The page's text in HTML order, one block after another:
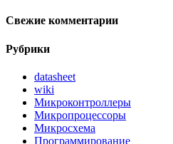
Свежие комментарии
Рубрики
datasheet
wiki
Микроконтроллеры
Микропроцессоры
Микросхема
Программирование